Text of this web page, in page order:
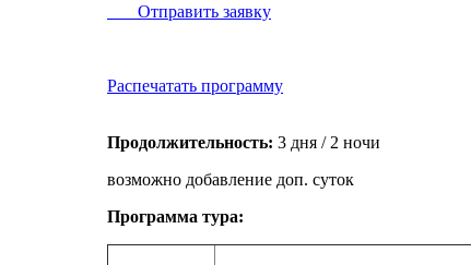
Отправить заявку
Распечатать программу
Продолжительность: 3 дня / 2 ночи
возможно добавление доп. суток
Программа тура: